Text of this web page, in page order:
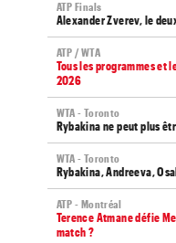
ATP Finals
Alexander Zverev, le
ATP / WTA
Tous les programmes et
2026
WTA - Toronto
Rybakina ne peut plus
WTA - Toronto
Rybakina, Andreeva,
ATP - Montréal
Terence Atmane défie
match ?